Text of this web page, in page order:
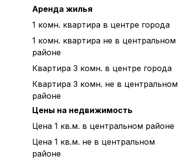
Аренда жилья
1 комн. квартира в центре города
1 комн. квартира не в центральном
районе
Квартира 3 комн. в центре города
Квартира 3 комн. не в центральном
районе
Цены на недвижимость
Цена 1 кв.м. в центральном районе
Цена 1 кв.м. не в центральном
районе